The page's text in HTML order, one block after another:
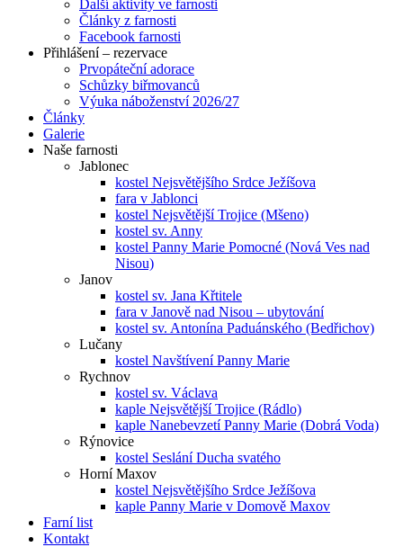
Další aktivity ve farnosti
Články z farnosti
Facebook farnosti
Přihlášení – rezervace
Prvopáteční adorace
Schůzky biřmovanců
Výuka náboženství 2026/27
Články
Galerie
Naše farnosti
Jablonec
kostel Nejsvětějšího Srdce Ježíšova
fara v Jablonci
kostel Nejsvětější Trojice (Mšeno)
kostel sv. Anny
kostel Panny Marie Pomocné (Nová Ves nad
Nisou)
Janov
kostel sv. Jana Křtitele
fara v Janově nad Nisou – ubytování
kostel sv. Antonína Paduánského (Bedřichov)
Lučany
kostel Navštívení Panny Marie
Rychnov
kostel sv. Václava
kaple Nejsvětější Trojice (Rádlo)
kaple Nanebevzetí Panny Marie (Dobrá Voda)
Rýnovice
kostel Seslání Ducha svatého
Horní Maxov
kostel Nejsvětějšího Srdce Ježíšova
kaple Panny Marie v Domově Maxov
Farní list
Kontakt